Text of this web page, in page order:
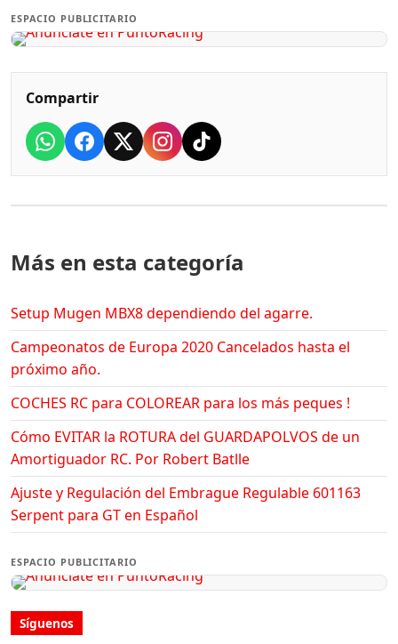
ESPACIO PUBLICITARIO
Compartir
Más en esta categoría
Setup Mugen MBX8 dependiendo del agarre.
Campeonatos de Europa 2020 Cancelados hasta el
próximo año.
COCHES RC para COLOREAR para los más peques !
Cómo EVITAR la ROTURA del GUARDAPOLVOS de un
Amortiguador RC. Por Robert Batlle
Ajuste y Regulación del Embrague Regulable 601163
Serpent para GT en Español
ESPACIO PUBLICITARIO
Síguenos